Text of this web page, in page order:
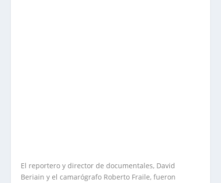
El reportero y director de documentales, David
Beriain y el camarógrafo Roberto Fraile, fueron